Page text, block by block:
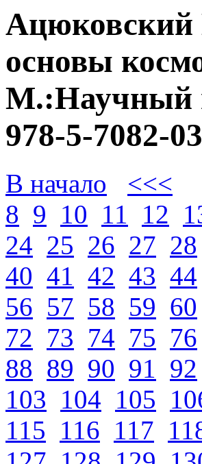
Ацюковский
основы
М.:Научный
978-5-7082-
В начало <<<
8 9 10 11 12
24 25 26 27 28
40 41 42 43 44
56 57 58 59 60
72 73 74 75 76
88 89 90 91 92
103 104 105
115 116 117